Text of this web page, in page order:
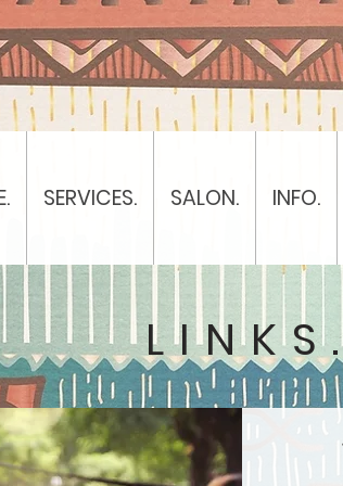
SERVICES. SALON. INFO.